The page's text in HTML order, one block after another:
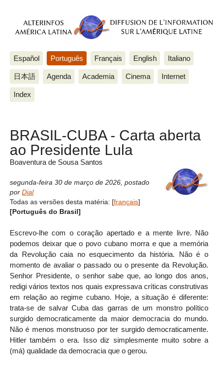
Español Português Français English Italiano
日本語 Agenda Academia Cinema Internet
Index
BRASIL-CUBA - Carta aberta
ao Presidente Lula
Boaventura de Sousa Santos
segunda-feira 30 de março de 2026 postado
por Dial
Todas as versões desta matéria: [français]
[Português do Brasil]
Escrevo-lhe com o coração apertado e a mente livre. Não
podemos deixar que o povo cubano morra e que a memória
da Revolução caia no esquecimento da história. Não é o
momento de avaliar o passado ou o presente da Revolução.
Senhor Presidente, o senhor sabe que, ao longo dos anos,
redigi vários textos nos quais expressava críticas construtivas
em relação ao regime cubano. Hoje, a situação é diferente:
trata-se de salvar Cuba das garras de um monstro político
surgido democraticamente da maior democracia do mundo.
Não é menos monstruoso por ter surgido democraticamente.
Hitler também o era. Isso diz simplesmente muito sobre a
(má) qualidade da democracia que o gerou.